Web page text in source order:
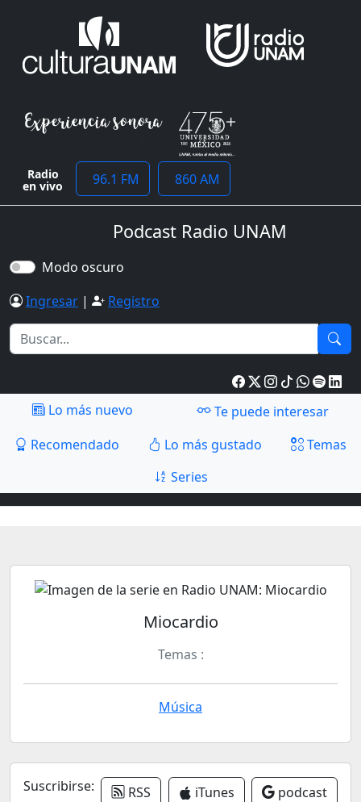
Radio
en vivo 96.1 FM 860 AM
Podcast Radio UNAM
Modo oscuro
Ingresar | Registro
Lo más nuevo
Te puede interesar
Recomendado
Lo más gustado
Temas
Series
Miocardio
Temas :
Música
Suscribirse: RSS iTunes podcast